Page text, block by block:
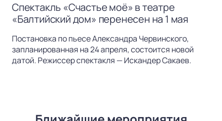
Спектакль «Счастье моё» в театре
«Балтийский дом» перенесен на 1 мая
Постановка по пьесе Александра Червинского,
запланированная на 24 апреля, состоится новой
датой. Режиссер спектакля — Искандер Сакаев.